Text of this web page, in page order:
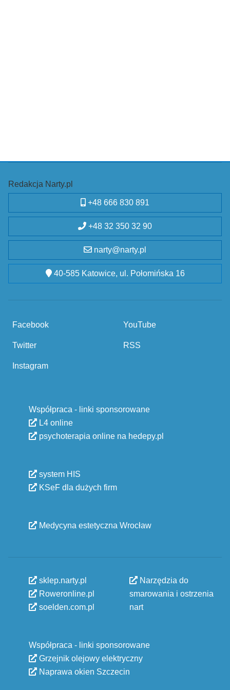
Redakcja Narty.pl
+48 666 830 891
+48 32 350 32 90
narty@narty.pl
40-585 Katowice, ul. Połomińska 16
Facebook
Twitter
Instagram
YouTube
RSS
Współpraca - linki sponsorowane
L4 online
psychoterapia online na hedepy.pl
system HIS
KSeF dla dużych firm
Medycyna estetyczna Wrocław
sklep.narty.pl
Roweronline.pl
soelden.com.pl
Narzędzia do
smarowania i ostrzenia
nart
Współpraca - linki sponsorowane
Grzejnik olejowy elektryczny
Naprawa okien Szczecin